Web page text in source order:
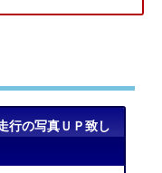
行の写真ＵＰ致し